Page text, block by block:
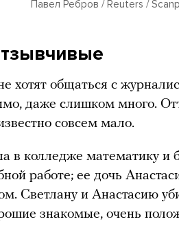
Павел Ребров / Reuters /
хотят общаться с
даже слишком много.
совсем мало.
в колледже математику и
работе; ее дочь
Светлану и Анастасию
знакомые, очень